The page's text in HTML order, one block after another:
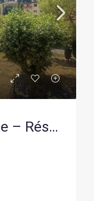
Studio à vendre à Nice – Résidence Saint-Maurice, Parking et Cave, Lumineux et Calme